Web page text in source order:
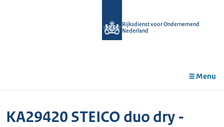
Rijksdienst voor Ondernemend
Nederland
Menu
KA29420 STEICO duo dry -